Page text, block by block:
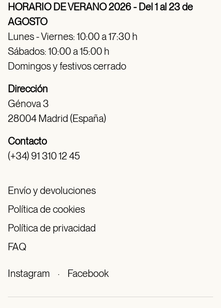
HORARIO DE VERANO 2026 - Del 1 al 23 de
AGOSTO
Lunes - Viernes: 10:00 a 17:30 h
Sábados: 10:00 a 15:00 h
Domingos y festivos cerrado
Dirección
Génova 3
28004 Madrid (España)
Contacto
(+34) 91 310 12 45
Envío y devoluciones
Política de cookies
Política de privacidad
FAQ
Instagram · Facebook